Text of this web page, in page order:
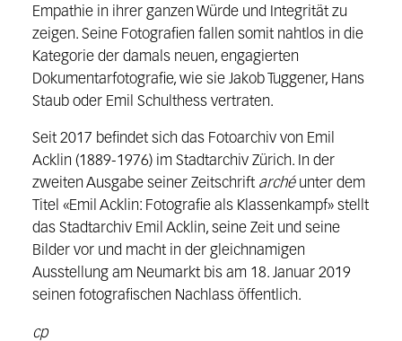
Empathie in ihrer ganzen Würde und Integrität zu
zeigen. Seine Fotografien fallen somit nahtlos in die
Kategorie der damals neuen, engagierten
Dokumentarfotografie, wie sie Jakob Tuggener, Hans
Staub oder Emil Schulthess vertraten.
Seit 2017 befindet sich das Fotoarchiv von Emil
Acklin (1889-1976) im Stadtarchiv Zürich. In der
zweiten Ausgabe seiner Zeitschrift archéunter dem
Titel «Emil Acklin: Fotografie als Klassenkampf» stellt
das Stadtarchiv Emil Acklin, seine Zeit und seine
Bilder vor und macht in der gleichnamigen
Ausstellung am Neumarkt bis am 18. Januar 2019
seinen fotografischen Nachlass öffentlich.
cp